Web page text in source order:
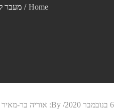
Home מעבר
Posted
6 בנובמבר 2020 By: אוריה בר-מאיר